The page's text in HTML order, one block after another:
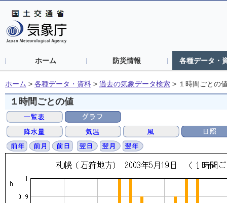
ホーム 防災情報 各種データ・
ホーム > 各種データ・資料 > 過去の気象データ検索 > １時間ごとの
１時間ごとの値